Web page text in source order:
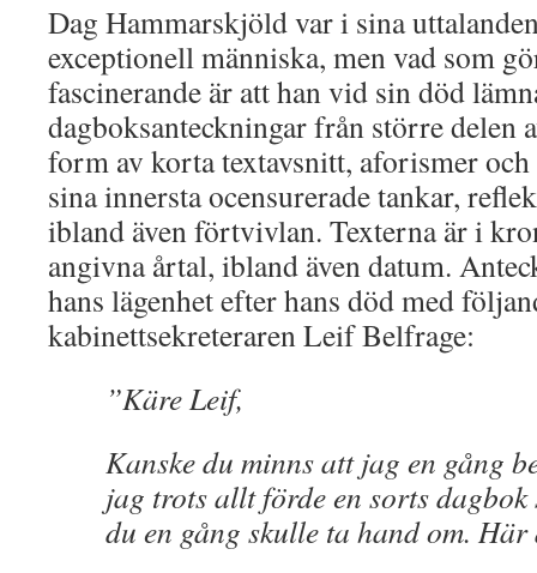
Dag Hammarskjöld var i sina
exceptionell människa, men vad som
fascinerande är att han vid sin död
dagboksanteckningar från större delen
form av korta textavsnitt, aforismer
sina innersta ocensurerade tankar,
ibland även förtvivlan. Texterna är i
angivna årtal, ibland även datum.
hans lägenhet efter hans död med
kabinettsekreteraren Leif Belfrage:
”Käre Leif,
Kanske du minns att jag en gång
jag trots allt förde en sorts
du en gång skulle ta hand om. Här